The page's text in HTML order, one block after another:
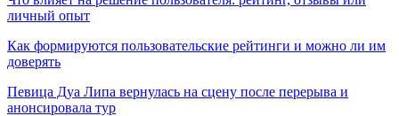
личный опыт
Как формируются пользовательские рейтинги и можно ли им
доверять
Певица Дуа Липа вернулась на сцену после перерыва и
анонсировала тур